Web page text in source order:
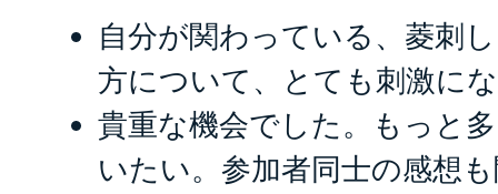
自分が関わっている、菱刺
方について、とても刺激に
貴重な機会でした。もっと
いたい。参加者同士の感想